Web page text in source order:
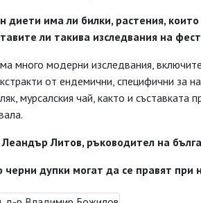
диети има ли билки, растения,
ли такива изследвания на
много модерни изследвания,
от ендемични, специфични за
мурсалския чай, както и
Литов, ръководител на
черни дупки могат да се правят при